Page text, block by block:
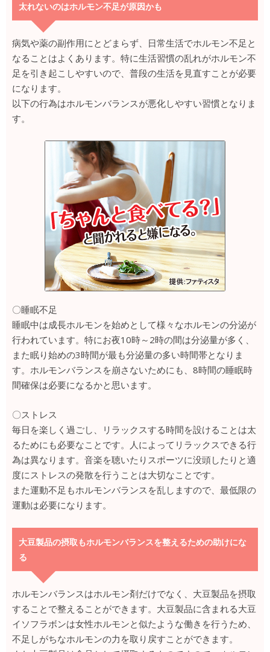
太れないのはホルモン不足が原因かも
病気や薬の副作用にとどまらず、日常生活でホルモン不足と
なることはよくあります。特に生活習慣の乱れがホルモン不
足を引き起こしやすいので、普段の生活を見直すことが必要
になります。
以下の行為はホルモンバランスが悪化しやすい習慣となりま
す。
〇睡眠不足
睡眠中は成長ホルモンを始めとして様々なホルモンの分泌が
行われています。特にお夜10時～2時の間は分泌量が多く、
また眠り始めの3時間が最も分泌量の多い時間帯となりま
す。ホルモンバランスを崩さないためにも、8時間の睡眠時
間確保は必要になるかと思います。
〇ストレス
毎日を楽しく過ごし、リラックスする時間を設けることは太
るためにも必要なことです。人によってリラックスできる行
為は異なります。音楽を聴いたりスポーツに没頭したりと適
度にストレスの発散を行うことは大切なことです。
また運動不足もホルモンバランスを乱しますので、最低限の
運動は必要になります。
大豆製品の摂取もホルモンバランスを整えるための助けにな
る
ホルモンバランスはホルモン剤だけでなく、大豆製品を摂取
することで整えることができます。大豆製品に含まれる大豆
イソフラボンは女性ホルモンと似たような働きを行うため、
不足しがちなホルモンの力を取り戻すことができます。